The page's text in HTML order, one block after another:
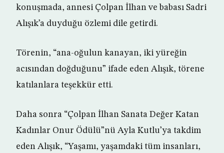
konuşmada, annesi Çolpan İlhan ve babası Sadri
Alışık’a duyduğu özlemi dile getirdi.
Törenin, “ana-oğulun kanayan, iki yüreğin
acısından doğduğunu” ifade eden Alışık, törene
katılanlara teşekkür etti.
Daha sonra “Çolpan İlhan Sanata Değer Katan
Kadınlar Onur Ödülü”nü Ayla Kutlu’ya takdim
eden Alışık, “Yaşamı, yaşamdaki tüm insanları,